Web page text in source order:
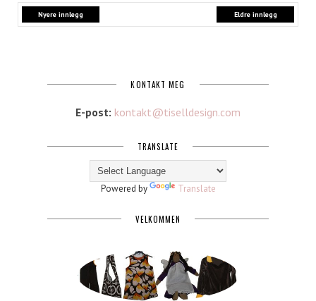
Nyere innlegg Eldre innlegg
KONTAKT MEG
E-post: kontakt@tiselldesign.com
TRANSLATE
Powered by Translate
VELKOMMEN